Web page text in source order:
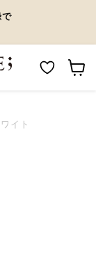
で
イト